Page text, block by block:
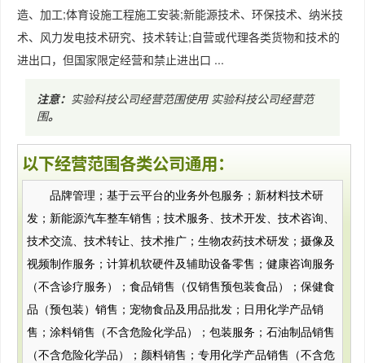
造、加工;体育设施工程施工安装;新能源技术、环保技术、纳米技
术、风力发电技术研究、技术转让;自营或代理各类货物和技术的
进出口，但国家限定经营和禁止进出口 ...
注意： 实验科技公司经营范围使用 实验科技公司经营范
围。
以下经营范围各类公司通用：
品牌管理；基于云平台的业务外包服务；新材料技术研
发；新能源汽车整车销售；技术服务、技术开发、技术咨询、
技术交流、技术转让、技术推广；生物农药技术研发；摄像及
视频制作服务；计算机软硬件及辅助设备零售；健康咨询服务
（不含诊疗服务）；食品销售（仅销售预包装食品）；保健食
品（预包装）销售；宠物食品及用品批发；日用化学产品销
售；涂料销售（不含危险化学品）；包装服务；石油制品销售
（不含危险化学品）；颜料销售；专用化学产品销售（不含危